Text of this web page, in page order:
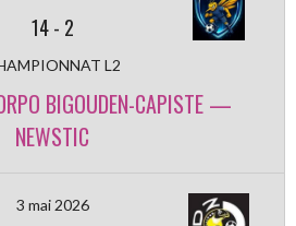
14- 2
L2
BIGOUDEN-CAPISTE —
NEWSTIC
3 mai 2026